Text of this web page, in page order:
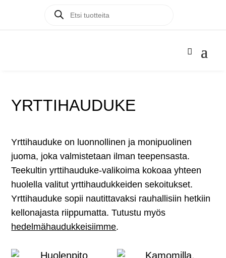
Products
search
Products
search
YRTTIHAUDUKE
Yrttihauduke on luonnollinen ja monipuolinen
juoma, joka valmistetaan ilman teepensasta.
Teekultin yrttihauduke-valikoima kokoaa yhteen
huolella valitut yrttihaudukkeiden sekoitukset.
Yrttihauduke sopii nautittavaksi rauhallisiin hetkiin
kellonajasta riippumatta. Tutustu myös
hedelmähaudukkeisiimme.